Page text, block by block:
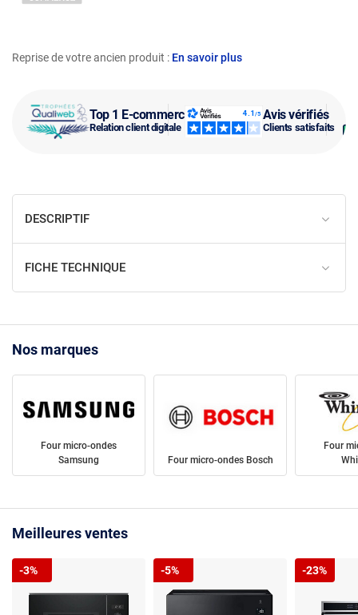
Top 1 E-commerce
Relation client digitale
Avis vérifiés
Clients satisfaits
Reprise de votre ancien produit : En savoir plus
DESCRIPTIF
FICHE TECHNIQUE
Nos marques
Four micro-ondes
Samsung
Four micro-ondes Bosch
Four
Meilleures ventes
-3% -5% -23%